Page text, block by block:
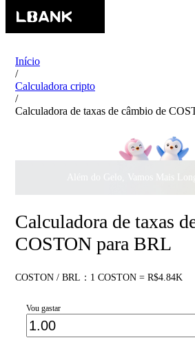
Início
/
Calculadora cripto
/
Calculadora de taxas de câmbio de
Calculadora de taxas
COSTON para BRL
COSTON / BRL：1 COSTON = R$4.84K
Vou gastar